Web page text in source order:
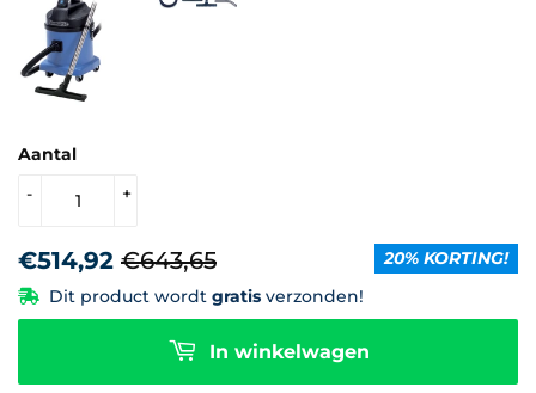
Aantal
+
-
€514,92 €643,65
prijs
Aanbiedingsprijs20% KORTING!
Dit product wordt gratis verzonden!
In winkelwagen